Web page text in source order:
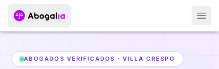
ABOGADOS VERIFICADOS · VILLA CRESPO